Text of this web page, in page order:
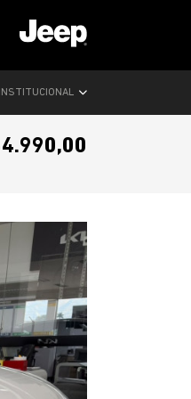
INSTITUCIONAL